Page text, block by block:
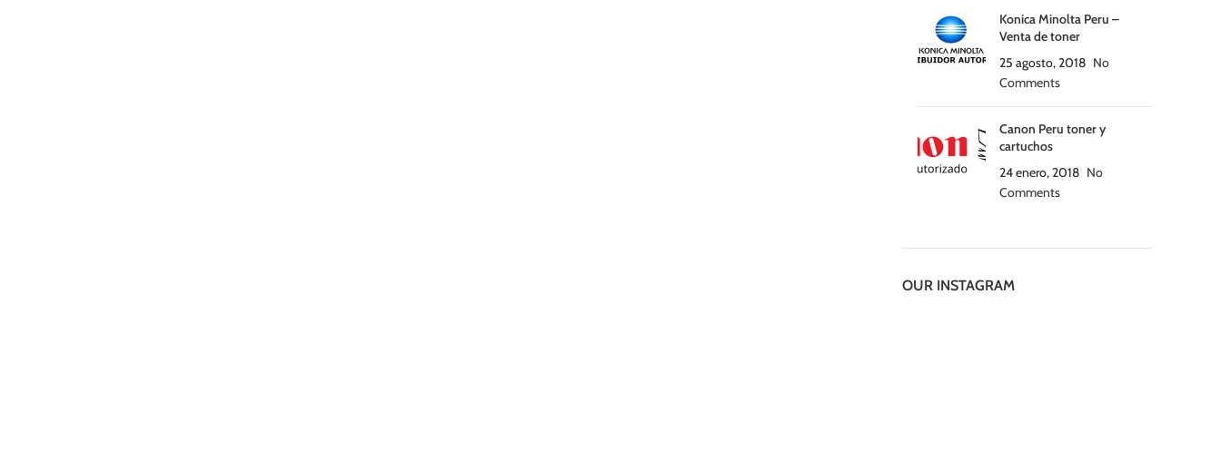
Konica Minolta Peru –
Venta de toner
25 agosto, 2018 No
Comments
Canon Peru toner y
cartuchos
24 enero, 2018 No
Comments
OUR INSTAGRAM